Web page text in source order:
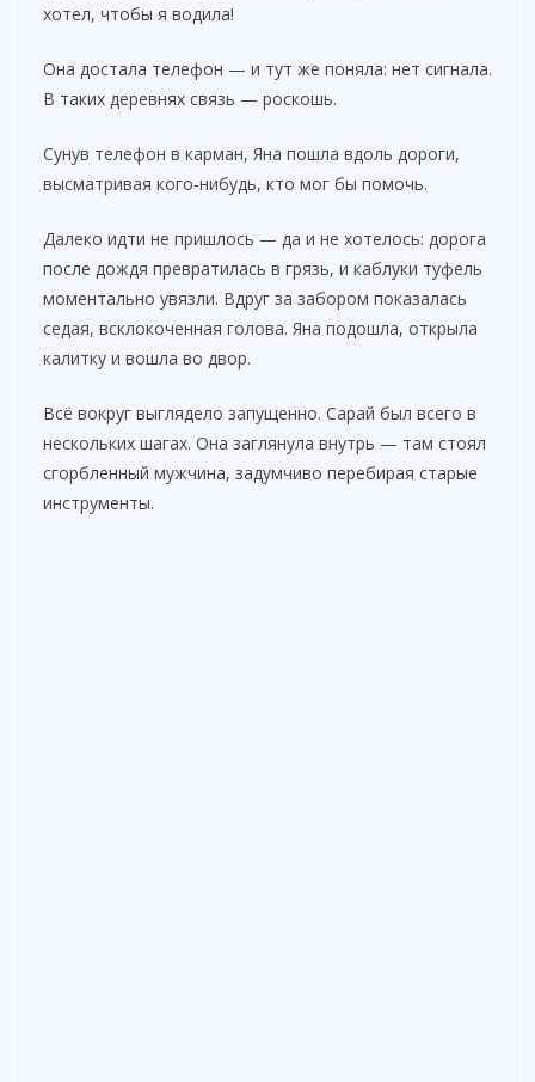
хотел, чтобы я водила!
Она достала телефон — и тут же поняла: нет сигнала.
В таких деревнях связь — роскошь.
Сунув телефон в карман, Яна пошла вдоль дороги,
высматривая кого-нибудь, кто мог бы помочь.
Далеко идти не пришлось — да и не хотелось: дорога
после дождя превратилась в грязь, и каблуки туфель
моментально увязли. Вдруг за забором показалась
седая, всклокоченная голова. Яна подошла, открыла
калитку и вошла во двор.
Всё вокруг выглядело запущенно. Сарай был всего в
нескольких шагах. Она заглянула внутрь — там стоял
сгорбленный мужчина, задумчиво перебирая старые
инструменты.